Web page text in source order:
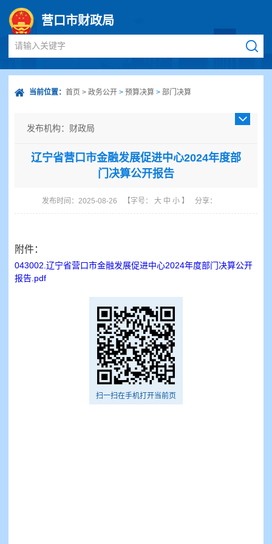
营口市财政局
请输入关键字
当前位置： 首页 > 政务公开 > 预算决算 > 部门决算
发布机构：财政局
成文日期：
体裁分类：报告
辽宁省营口市金融发展促进中心2024年度部
门决算公开报告
发布时间：2025-08-26 【字号： 大 中 小 】 分享：
附件：
043002.辽宁省营口市金融发展促进中心2024年度部门决算公开
报告.pdf
扫一扫在手机打开当前页